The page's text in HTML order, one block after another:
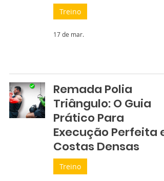
Treino
17 de mar.
Remada Polia
Triângulo: O Guia
Prático Para
Execução Perfeita e
Costas Densas
Treino